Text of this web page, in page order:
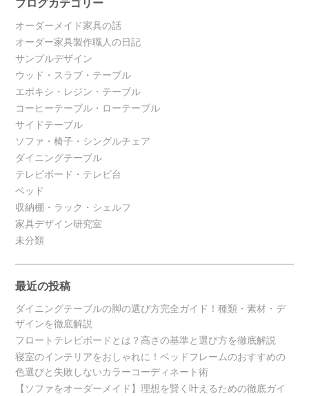
ブログカテゴリー
オーダーメイド家具の話
オーダー家具製作職人の日記
サンプルデザイン
ウッド・スラブ・テーブル
エポキシ・レジン・テーブル
コーヒーテーブル・ローテーブル
サイドテーブル
ソファ・椅子・シングルチェア
ダイニングテーブル
テレビボード・テレビ台
ベッド
収納棚・ラック・シェルフ
家具デザイン研究室
未分類
最近の投稿
ダイニングテーブルの脚の選び方完全ガイド！種類・素材・デ
ザインを徹底解説
フロートテレビボードとは？高さの基準と選び方を徹底解説
寝室のインテリアをおしゃれに！ベッドフレームのおすすめの
色選びと失敗しないカラーコーディネート術
【ソファをオーダーメイド】理想を賢く叶えるための徹底ガイ